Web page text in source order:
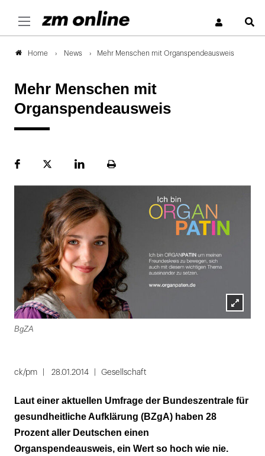
Home News Mehr Menschen mit Organspendeausweis
Mehr Menschen mit
Organspendeausweis
FacebookPlattformLinekdInSeite
Lightbox
BgZA
ck/pm 28.01.2014 Gesellschaft
Laut einer aktuellen Umfrage der Bundeszentrale für
gesundheitliche Aufklärung (BZgA) haben 28
Prozent aller Deutschen einen
Organspendeausweis, ein Wert so hoch wie nie.